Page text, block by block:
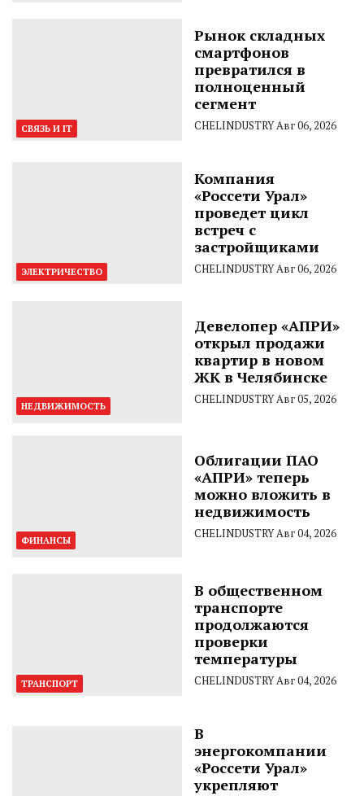
СВЯЗЬ И IT
Рынок складных
смартфонов
превратился в
полноценный
сегмент
CHELINDUSTRY Авг 06, 2026
ЭЛЕКТРИЧЕСТВО
Компания
«Россети Урал»
проведет цикл
встреч с
застройщиками
CHELINDUSTRY Авг 06, 2026
НЕДВИЖИМОСТЬ
Девелопер «АПРИ»
открыл продажи
квартир в новом
ЖК в Челябинске
CHELINDUSTRY Авг 05, 2026
ФИНАНСЫ
Облигации ПАО
«АПРИ» теперь
можно вложить в
недвижимость
CHELINDUSTRY Авг 04, 2026
ТРАНСПОРТ
В общественном
транспорте
продолжаются
проверки
температуры
CHELINDUSTRY Авг 04, 2026
В
энергокомпании
«Россети Урал»
укрепляют